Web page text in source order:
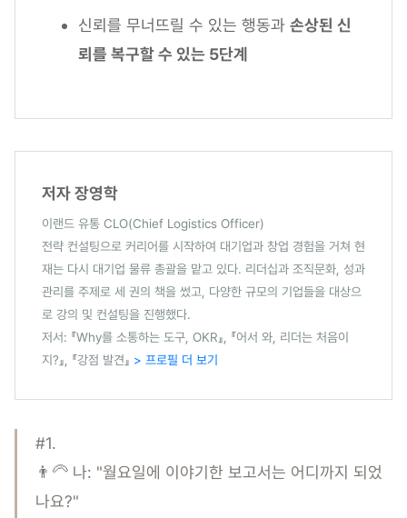
신뢰를 무너뜨릴 수 있는 행동과 손상된 신
뢰를 복구할 수 있는 5단계
저자 장영학
이랜드 유통 CLO(Chief Logistics Officer)
전략 컨설팅으로 커리어를 시작하여 대기업과 창업 경험을 거쳐 현
재는 다시 대기업 물류 총괄을 맡고 있다. 리더십과 조직문화, 성과
관리를 주제로 세 권의 책을 썼고, 다양한 규모의 기업들을 대상으
로 강의 및 컨설팅을 진행했다.
저서: 『Why를 소통하는 도구, OKR』, 『어서 와, 리더는 처음이
지?』, 『강점 발견』 > 프로필 더 보기
#1.
👨‍🦳 나: "월요일에 이야기한 보고서는 어디까지 되었
나요?"